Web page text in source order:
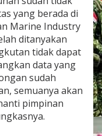
yang berada di
Marine Industry
ditanyakan
tidak dapat
data yang
sudah
semuanya akan
pimpinan